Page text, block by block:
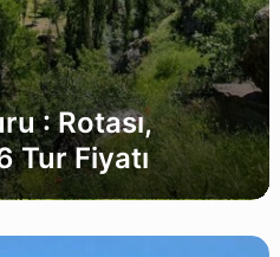
: Rotası,
Tur Fiyatı